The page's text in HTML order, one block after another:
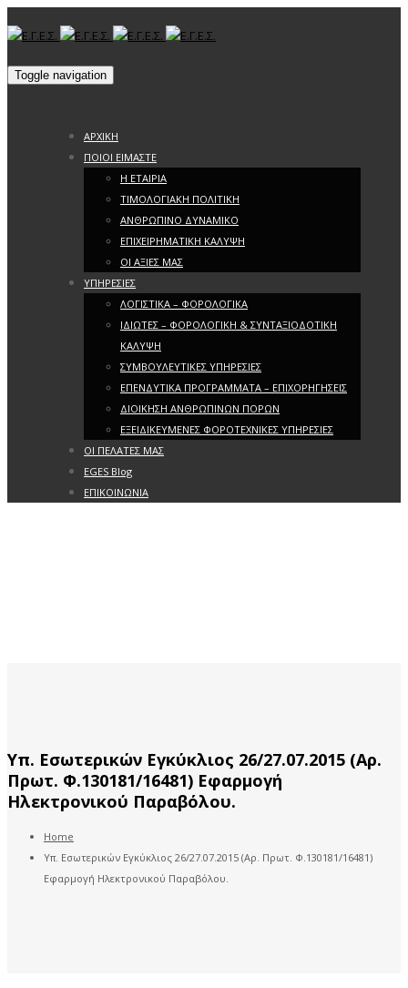
Toggle navigation
ΑΡΧΙΚΗ
ΠΟΙΟΙ ΕΙΜΑΣΤΕ
Η ΕΤΑΙΡΙΑ
ΤΙΜΟΛΟΓΙΑΚΗ ΠΟΛΙΤΙΚΗ
ΑΝΘΡΩΠΙΝΟ ΔΥΝΑΜΙΚΟ
ΕΠΙΧΕΙΡΗΜΑΤΙΚΗ ΚΑΛΥΨΗ
ΟΙ ΑΞΙΕΣ ΜΑΣ
ΥΠΗΡΕΣΙΕΣ
ΛΟΓΙΣΤΙΚΑ – ΦΟΡΟΛΟΓΙΚΑ
ΙΔΙΩΤΕΣ – ΦΟΡΟΛΟΓΙΚΗ & ΣΥΝΤΑΞΙΟΔΟΤΙΚΗ
ΚΑΛΥΨΗ
ΣΥΜΒΟΥΛΕΥΤΙΚΕΣ ΥΠΗΡΕΣΙΕΣ
ΕΠΕΝΔΥΤΙΚΑ ΠΡΟΓΡΑΜΜΑΤΑ – ΕΠΙΧΟΡΗΓΗΣΕΙΣ
ΔΙΟΙΚΗΣΗ ΑΝΘΡΩΠΙΝΩΝ ΠΟΡΩΝ
ΕΞΕΙΔΙΚΕΥΜΕΝΕΣ ΦΟΡΟΤΕΧΝΙΚΕΣ ΥΠΗΡΕΣΙΕΣ
ΟΙ ΠΕΛΑΤΕΣ ΜΑΣ
EGES Blog
ΕΠΙΚΟΙΝΩΝΙΑ
Υπ. Εσωτερικών Εγκύκλιος 26/27.07.2015 (Αρ.
Πρωτ. Φ.130181/16481) Εφαρμογή
Ηλεκτρονικού Παραβόλου.
Home
Υπ. Εσωτερικών Εγκύκλιος 26/27.07.2015 (Αρ. Πρωτ. Φ.130181/16481)
Εφαρμογή Ηλεκτρονικού Παραβόλου.